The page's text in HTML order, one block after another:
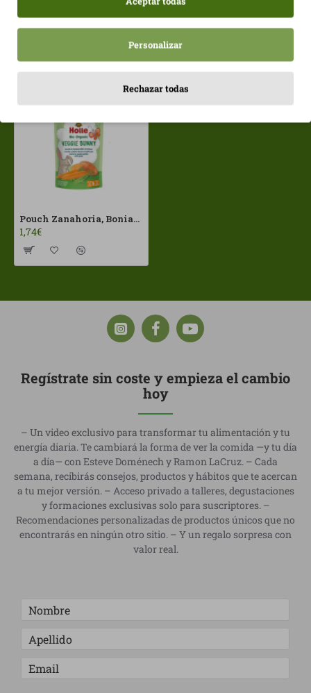
Vistos recientemente Más vistos
Pouch Zanahoria, Boniato, Guisantes (+6 meses) Holle ECO
1,74€
Regístrate sin coste y empieza el cambio
hoy
– Un video exclusivo para transformar tu alimentación y tu
energía diaria. Te cambiará la forma de ver la comida —y tu día
a día— con Esteve Doménech y Ramon LaCruz. – Cada
semana, recibirás consejos, productos y hábitos que te acercan
a tu mejor versión. – Acceso privado a talleres, degustaciones
y formaciones exclusivas solo para suscriptores. –
Recomendaciones personalizadas de productos únicos que no
encontrarás en ningún otro sitio. – Y un regalo sorpresa con
valor real.
Personalizar
Rechazar todas